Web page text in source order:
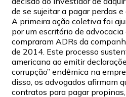
de se sujeitar a pagar perdas
A primeira ação coletiva foi
por um escritório de
compraram ADRs da
de 2014. Este processo
americana ao emitir
corrupção” endêmica na
disso, os advogados afirmam
contratos para pagar